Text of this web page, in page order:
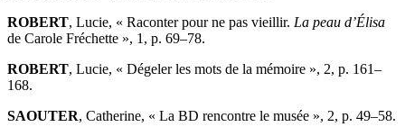
ROBERT, Lucie, « Raconter pour ne pas vieillir. La peau d’Élisa
de Carole Fréchette », 1, p. 69–78.
ROBERT, Lucie, « Dégeler les mots de la mémoire », 2, p. 161–
168.
SAOUTER, Catherine, « La BD rencontre le musée », 2, p. 49–58.